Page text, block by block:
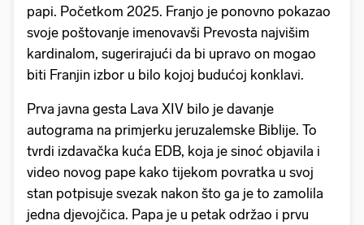
papi. Početkom 2025. Franjo je ponovno pokazao
svoje poštovanje imenovavši Prevosta najvišim
kardinalom, sugerirajući da bi upravo on mogao
biti Franjin izbor u bilo kojoj budućoj konklavi.
Prva javna gesta Lava XIV bilo je davanje
autograma na primjerku jeruzalemske Biblije. To
tvrdi izdavačka kuća EDB, koja je sinoć objavila i
video novog pape kako tijekom povratka u svoj
stan potpisuje svezak nakon što ga je to zamolila
jedna djevojčica. Papa je u petak održao i prvu